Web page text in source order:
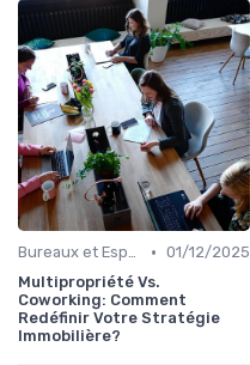
Bureaux et Espaces de Coworking • 01/12/2025
Multipropriété Vs.
Coworking: Comment
Redéfinir Votre Stratégie
Immobilière?